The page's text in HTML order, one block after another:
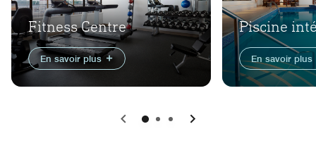
Fitness Centre
En savoir plus
Piscine
En savoir plus
PrécédentSuivant